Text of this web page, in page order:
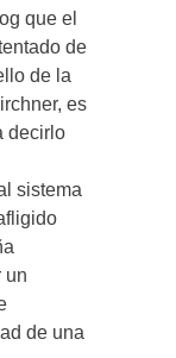
que el
de
de la
es
decirlo
sistema
un
de una